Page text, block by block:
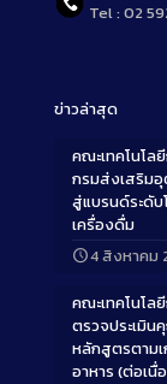
Tel : 02
ข่าวล่าสุด
คณะเทคโนโล
กรมส่งเสริม
สู่แบรนด์ระดับ
เครื่องดื่ม
4 สิงหาคม
คณะเทคโนโล
ตรวจประเมิน
หลักสูตรตามเ
อาหาร (ต่อเนื่